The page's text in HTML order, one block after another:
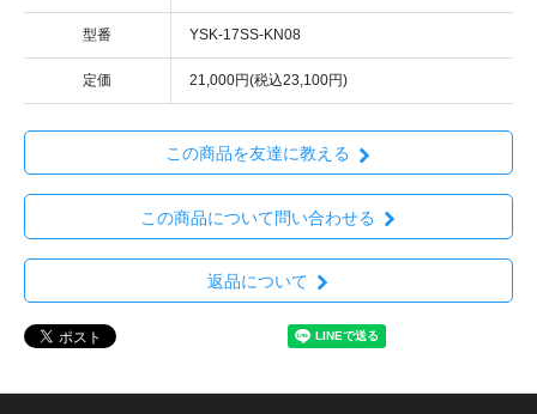
型番 YSK-17SS-KN08
定価 21,000円(税込23,100円)
この商品を友達に教える
この商品について問い合わせる
返品について